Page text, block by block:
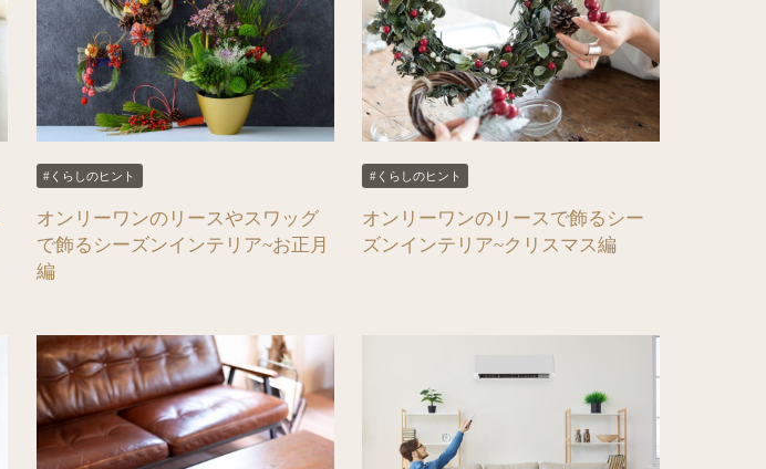
#くらしのヒント
オンリーワンのリースやスワッグ
で飾るシーズンインテリア~お正月
編
#くらしのヒント
オンリーワンのリースで飾るシー
ズンインテリア~クリスマス編